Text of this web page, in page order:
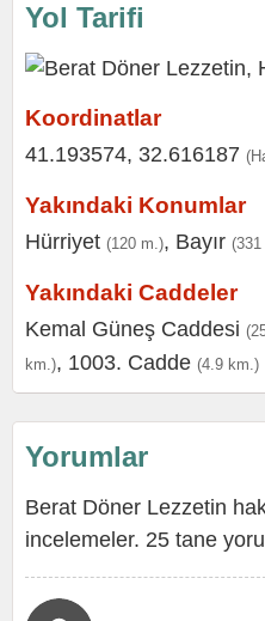
Yol Tarifi
Koordinatlar
41.193574, 32.616187
Yakındaki Konumlar
Hürriyet (120 m.), Bayır
Yakındaki Caddeler
Kemal Güneş Caddesi
km.), 1003. Cadde (4.9 km.)
Yorumlar
Berat Döner Lezzetin
incelemeler. 25 tane